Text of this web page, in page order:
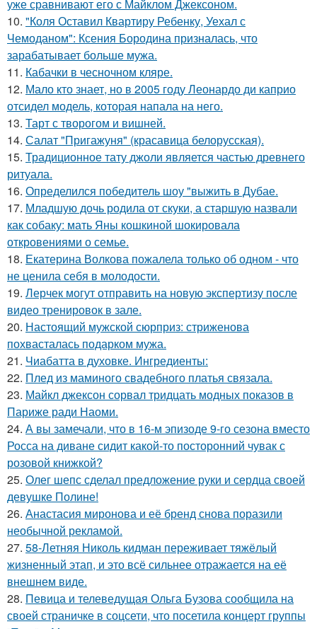
уже сравнивают его с Майклом Джексоном.
10. "Коля Оставил Квартиру Ребенку, Уехал с
Чемоданом": Ксения Бородина призналась, что
зарабатывает больше мужа.
11. Кабачки в чесночном кляре.
12. Мало кто знает, но в 2005 году Леонардо ди каприо
отсидел модель, которая напала на него.
13. Тарт с творогом и вишней.
14. Салат "Пригажуня" (красавица белорусская).
15. Традиционное тату джоли является частью древнего
ритуала.
16. Определился победитель шоу "выжить в Дубае.
17. Младшую дочь родила от скуки, а старшую назвали
как собаку: мать Яны кошкиной шокировала
откровениями о семье.
18. Екатерина Волкова пожалела только об одном - что
не ценила себя в молодости.
19. Лерчек могут отправить на новую экспертизу после
видео тренировок в зале.
20. Настоящий мужской сюрприз: стриженова
похвасталась подарком мужа.
21. Чиабатта в духовке. Ингредиенты:
22. Плед из маминого свадебного платья связала.
23. Майкл джексон сорвал тридцать модных показов в
Париже ради Наоми.
24. А вы замечали, что в 16-м эпизоде 9-го сезона вместо
Росса на диване сидит какой-то посторонний чувак с
розовой книжкой?
25. Олег шепс сделал предложение руки и сердца своей
девушке Полине!
26. Анастасия миронова и её бренд снова поразили
необычной рекламой.
27. 58-Летняя Николь кидман переживает тяжёлый
жизненный этап, и это всё сильнее отражается на её
внешнем виде.
28. Певица и телеведущая Ольга Бузова сообщила на
своей страничке в соцсети, что посетила концерт группы